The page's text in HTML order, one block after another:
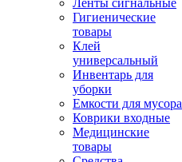
Ленты сигнальные
Гигиенические
товары
Клей
универсальный
Инвентарь для
уборки
Емкости для мусора
Коврики входные
Медицинские
товары